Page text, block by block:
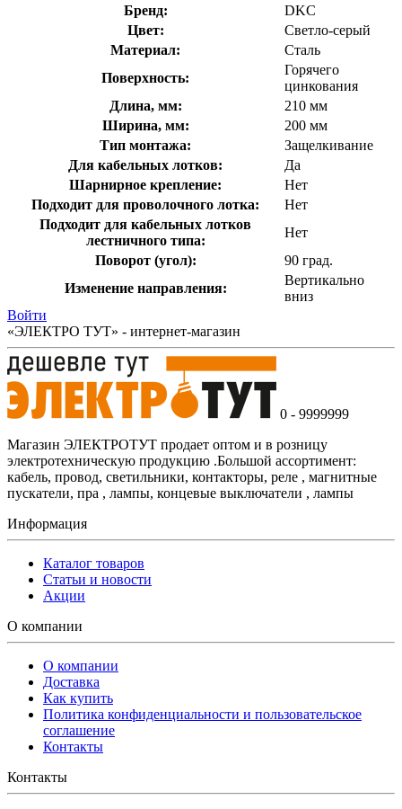
Бренд:
DKC
Цвет:
Светло-серый
Материал:
Сталь
Поверхность:
Горячего
цинкования
Длина, мм:
210 мм
Ширина, мм:
200 мм
Тип монтажа:
Защелкивание
Для кабельных лотков:
Да
Шарнирное крепление:
Нет
Подходит для проволочного лотка:
Нет
Подходит для кабельных лотков
лестничного типа:
Нет
Поворот (угол):
90 град.
Изменение направления:
Вертикально
вниз
Войти
«ЭЛЕКТРО ТУТ» - интернет-магазин
0 - 9999999
Магазин ЭЛЕКТРОТУТ продает оптом и в розницу
электротехническую продукцию .Большой ассортимент:
кабель, провод, светильники, контакторы, реле , магнитные
пускатели, пра , лампы, концевые выключатели , лампы
Информация
Каталог товаров
Статьи и новости
Акции
О компании
О компании
Доставка
Как купить
Политика конфиденциальности и пользовательское
соглашение
Контакты
Контакты